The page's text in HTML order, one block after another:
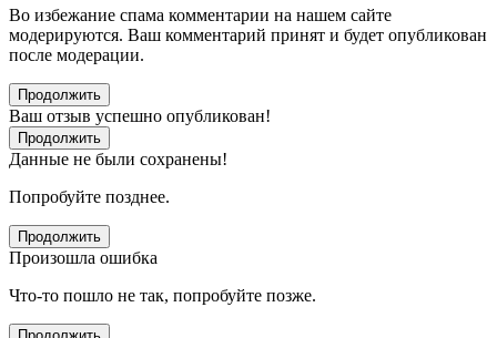
Во избежание спама комментарии на нашем сайте
модерируются. Ваш комментарий принят и будет опубликован
после модерации.
Продолжить
Ваш отзыв успешно опубликован!
Продолжить
Данные не были сохранены!
Попробуйте позднее.
Продолжить
Произошла ошибка
Что-то пошло не так, попробуйте позже.